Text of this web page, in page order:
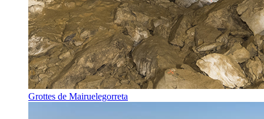
Grottes de Mairuelegorreta